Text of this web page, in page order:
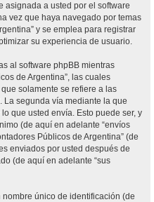
asignada a usted por el software
vez que haya navegado por temas
y se emplea para registrar
su experiencia de usuario.
al software phpBB mientras
de Argentina”, las cuales
solamente se refiere a las
La segunda vía mediante la que
que usted envía. Esto puede ser, y
(de aquí en adelante “envíos
Públicos de Argentina” (de
enviados por usted después de
(de aquí en adelante “sus
único de identificación (de